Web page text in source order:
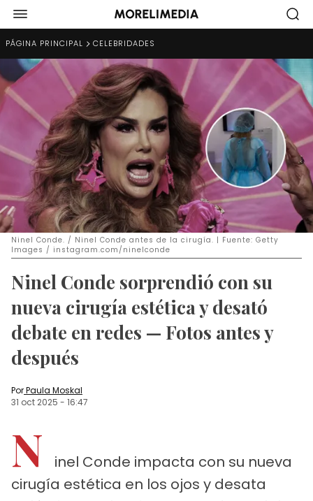
PÁGINA PRINCIPAL CELEBRIDADES
Ninel Conde. / Ninel Conde antes de la cirugía. | Fuente: Getty
Images / instagram.com/ninelconde
Ninel Conde sorprendió con su
nueva cirugía estética y desató
debate en redes — Fotos antes y
después
PorPaula Moskal
31 oct 2025 - 16:47
N
inel Conde impacta con su nueva
cirugía estética en los ojos y desata